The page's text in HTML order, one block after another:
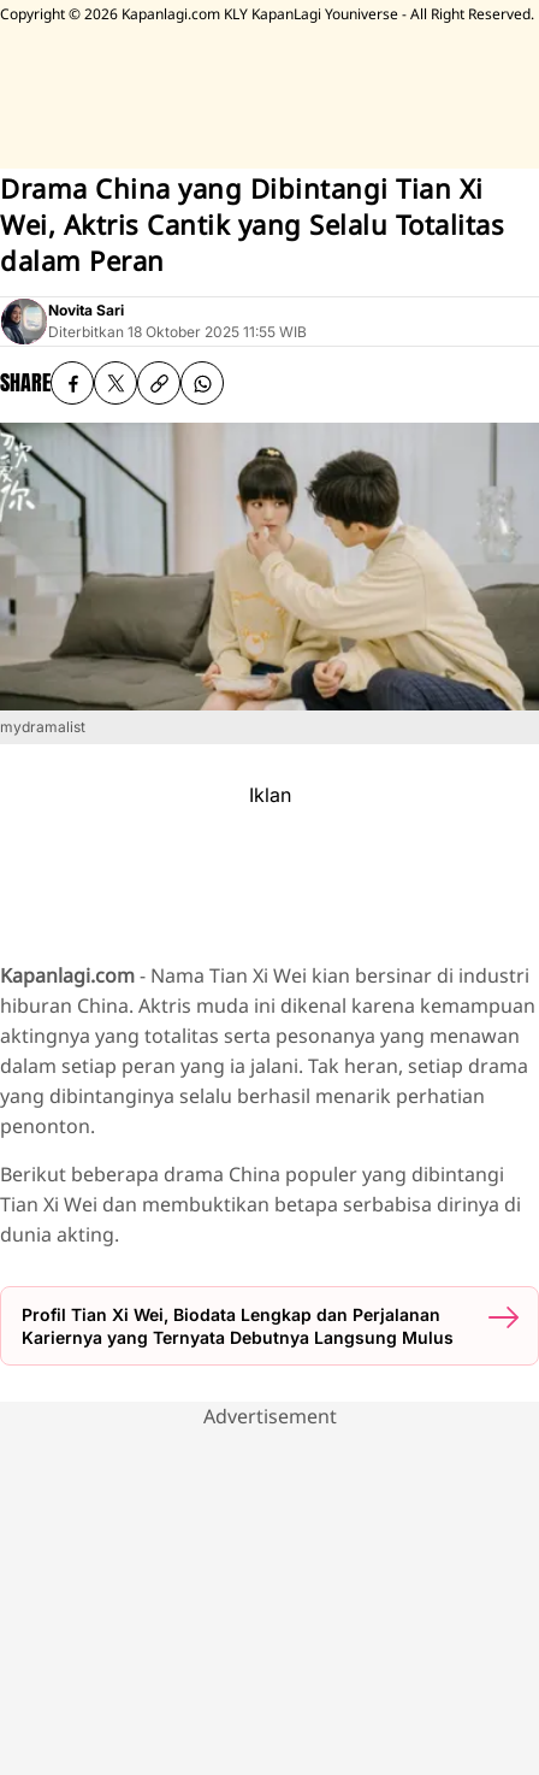
Copyright © 2026 Kapanlagi.com KLY KapanLagi Youniverse - All Right Reserved.
BREAKING
NEWS
Mendiang Diding Boneng Ambruk Rata Dengan Tanah Cerita
Drama China yang Dibintangi Tian Xi
Wei, Aktris Cantik yang Selalu Totalitas
dalam Peran
Novita Sari
Diterbitkan 18 Oktober 2025 11:55 WIB
SHARE
mydramalist
Iklan
Kapanlagi.com- Nama Tian Xi Wei kian bersinar di industri
hiburan China. Aktris muda ini dikenal karena kemampuan
aktingnya yang totalitas serta pesonanya yang menawan
dalam setiap peran yang ia jalani. Tak heran, setiap drama
yang dibintanginya selalu berhasil menarik perhatian
penonton.
Berikut beberapa drama China populer yang dibintangi
Tian Xi Wei dan membuktikan betapa serbabisa dirinya di
dunia akting.
Profil Tian Xi Wei, Biodata Lengkap dan Perjalanan
Kariernya yang Ternyata Debutnya Langsung Mulus
Advertisement